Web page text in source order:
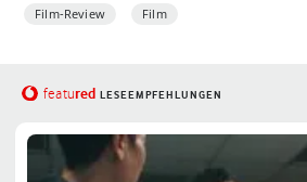
Film-Review Film
featured LESEEMPFEHLUNGEN